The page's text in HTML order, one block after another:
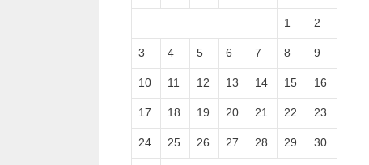
1 2
3 4 5 6 7 8 9
10 11 12 13 14 15 16
17 18 19 20 21 22 23
24 25 26 27 28 29 30